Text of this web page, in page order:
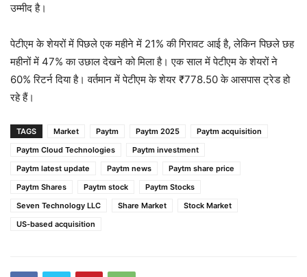
उम्मीद है।
पेटीएम के शेयरों में पिछले एक महीने में 21% की गिरावट आई है, लेकिन पिछले छह
महीनों में 47% का उछाल देखने को मिला है। एक साल में पेटीएम के शेयरों ने
60% रिटर्न दिया है। वर्तमान में पेटीएम के शेयर ₹778.50 के आसपास ट्रेड हो
रहे हैं।
TAGS Market Paytm Paytm 2025
Paytm acquisition
Paytm Cloud Technologies
Paytm investment
Paytm latest update
Paytm news
Paytm share price
Paytm Shares
Paytm stock
Paytm Stocks
Seven Technology LLC
Share Market
Stock Market
US-based acquisition